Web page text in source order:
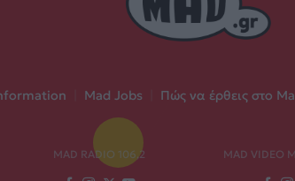
Mad Jobs Πώς να έρθεις στο
MAD RADIO 106,2 MAD VIDEO